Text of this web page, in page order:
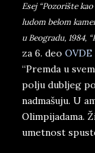
Esej “Pozorište
ludom belom
u Beogradu, 1984,
za 6. deo OVDE
“Premda u
polju dubljeg
nadmašuju. U
Olimpijadama.
umetnost